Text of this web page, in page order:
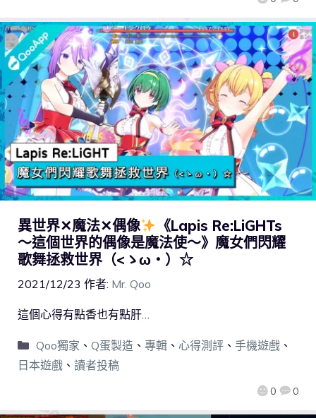
異世界✕魔法✕偶像
《Lapis Re:LiGHTs
～這個世界的偶像是魔法使～》魔女們閃耀
歌舞拯救世界（<ゝω・）☆
2021/12/23 作者: Mr. Qoo
0 0
這個心得有點香也有點肝…
Qoo獨家 、 Q蛋製造 、 專輯、 心得測評、 手機遊戲、
日本遊戲 、 讀者投稿